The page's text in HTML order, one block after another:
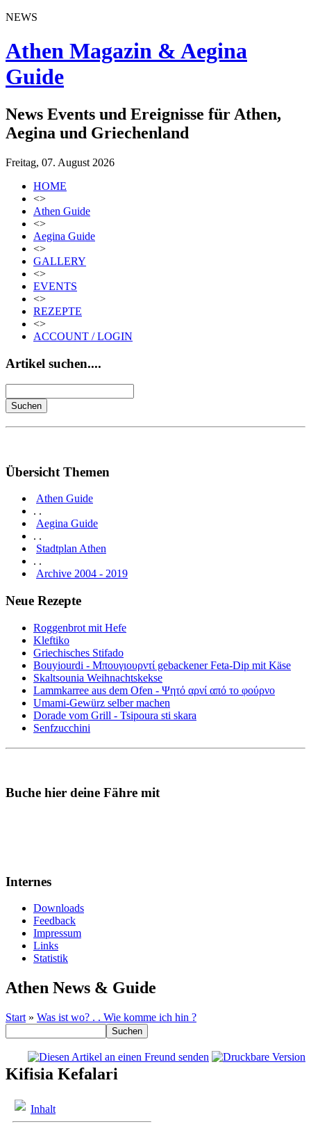
NEWS
Athen Magazin & Aegina
Guide
News Events und Ereignisse für Athen,
Aegina und Griechenland
Freitag, 07. August 2026
HOME
<>
Athen Guide
<>
Aegina Guide
<>
GALLERY
<>
EVENTS
<>
REZEPTE
<>
ACCOUNT / LOGIN
Artikel suchen....
Übersicht Themen
Athen Guide
. .
Aegina Guide
. .
Stadtplan Athen
. .
Archive 2004 - 2019
Neue Rezepte
Roggenbrot mit Hefe
Kleftiko
Griechisches Stifado
Bouyiourdi - Μπουγιουρντί gebackener Feta-Dip mit Käse
Skaltsounia Weihnachtskekse
Lammkarree aus dem Ofen - Ψητό αρνί από το φούρνο
Umami-Gewürz selber machen
Dorade vom Grill - Tsipoura sti skara
Senfzucchini
Buche hier deine Fähre mit
Internes
Downloads
Feedback
Impressum
Links
Statistik
Athen News & Guide
Start » Was ist wo? . . Wie komme ich hin ?
Kifisia Kefalari
Inhalt